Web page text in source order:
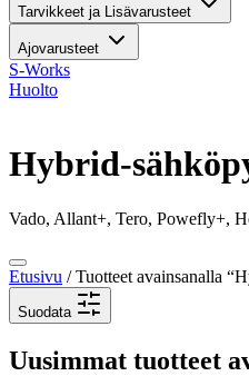
Tarvikkeet ja Lisävarusteet
Ajovarusteet
S-Works
Huolto
Hybrid-
Vado, Allant+, Tero, Powefly+,
Etusivu / Tuotteet avainsanalla
Suodata
Uusimmat tuotteet